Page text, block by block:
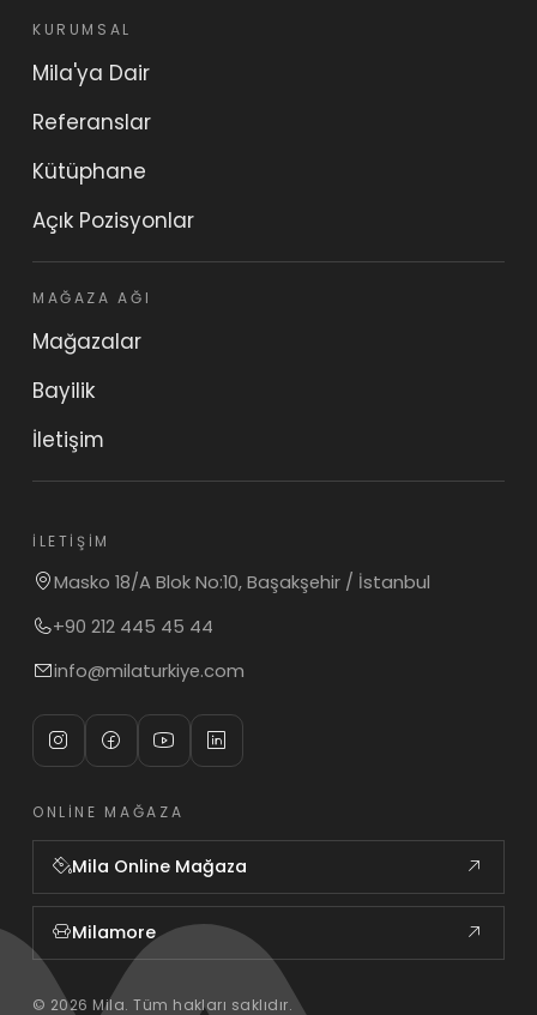
KURUMSAL
Mila'ya Dair
Referanslar
Kütüphane
Açık Pozisyonlar
MAĞAZA AĞI
Mağazalar
Bayilik
İletişim
İLETIŞIM
Masko 18/A Blok No:10, Başakşehir / İstanbul
+90 212 445 45 44
info@milaturkiye.com
ONLINE MAĞAZA
Mila Online Mağaza
Milamore
© 2026 Mila. Tüm hakları saklıdır.